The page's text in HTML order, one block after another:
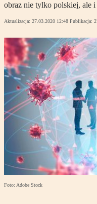
obraz nie tylko polskiej, ale
Aktualizacja: 27.03.2020 12:48 Publikacja:
Foto: Adobe Stock